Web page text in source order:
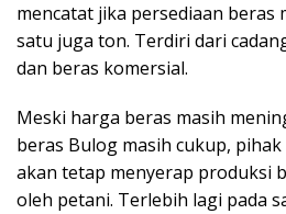
mencatat jika persediaan beras
satu juga ton. Terdiri dari
dan beras komersial.
Meski harga beras masih
beras Bulog masih cukup,
akan tetap menyerap produksi
oleh petani. Terlebih lagi pada